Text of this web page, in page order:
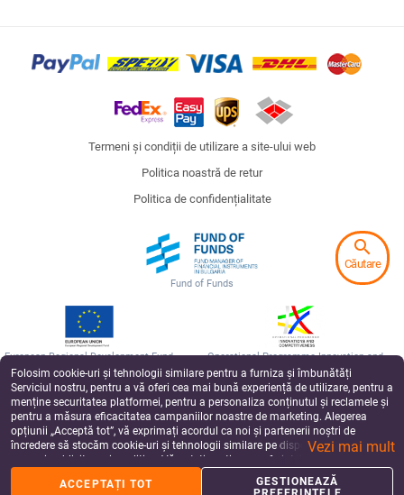
Termeni și condiții de utilizare a site-ului web
Politica noastră de retur
Politica de confidențialitate
Fund of Funds
European Regional Development Fund
Operational Programme Innovation and
Competitiveness
Badu has been supported by Silverline Capital, a private equity fund, co-financed by the
by the European Structural and Investment Funds under the operational program
“Innovation and Competitiveness 2014-2020”, managed by the Fund Manager of
Financial Instruments in Bulgaria.
©2017-2026
Folosim cookie-uri și tehnologii similare pentru a furniza și îmbunătăți
Serviciul nostru, pentru a vă oferi cea mai bună experiență de utilizare, pentru a
menține securitatea platformei, pentru a personaliza conținutul și reclamele și
pentru a măsura eficacitatea campaniilor noastre de marketing. Alegerea
opțiunii „Acceptă tot”, vă exprimați acordul ca noi și partenerii noștri de
încredere să stocăm cookie-uri și tehnologii similare pe dispozitivul dvs. în
scopuri publicitare și analitice. Vă puteți gestiona preferințele în orice moment
făcând clic pe „Gestionează preferințele”. Pentru mai multe informații, vă
rugăm să consultațiPolitica noastră de confidențialitate.
Vezi mai mult
ACCEPTAȚI TOT
GESTIONEAZĂ
search
Căutare